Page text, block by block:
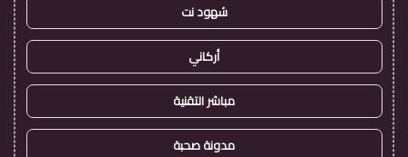
شهود نت
أركاني
مباشر التقنية
مدونة صحبة